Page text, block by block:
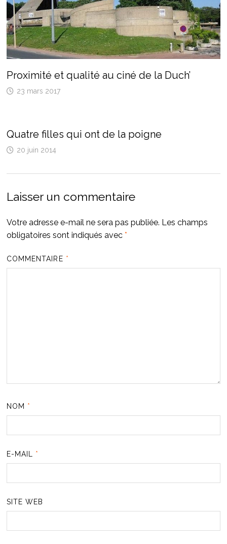
Proximité et qualité au ciné de la Duch’
23 mars 2017
Quatre filles qui ont de la poigne
20 juin 2014
Laisser un commentaire
Votre adresse e-mail ne sera pas publiée. Les champs
obligatoires sont indiqués avec *
COMMENTAIRE *
NOM *
E-MAIL *
SITE WEB